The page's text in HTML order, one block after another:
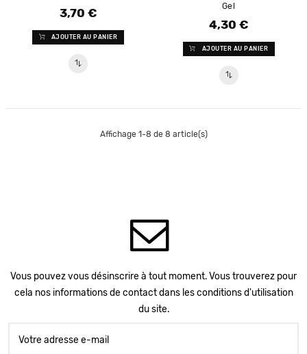
Prix
3,70 €
AJOUTER AU PANIER
Gel
Prix
4,30 €
AJOUTER AU PANIER
Affichage 1-8 de 8 article(s)
Vous pouvez vous désinscrire à tout moment. Vous trouverez pour
cela nos informations de contact dans les conditions d'utilisation
du site.